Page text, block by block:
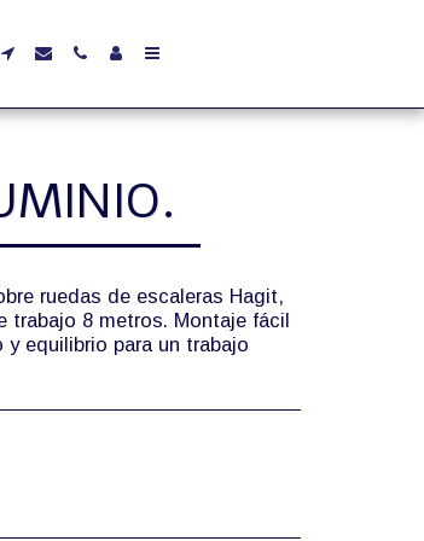
ruedas de escaleras Hagit,
trabajo 8 metros. Montaje fácil
equilibrio para un trabajo